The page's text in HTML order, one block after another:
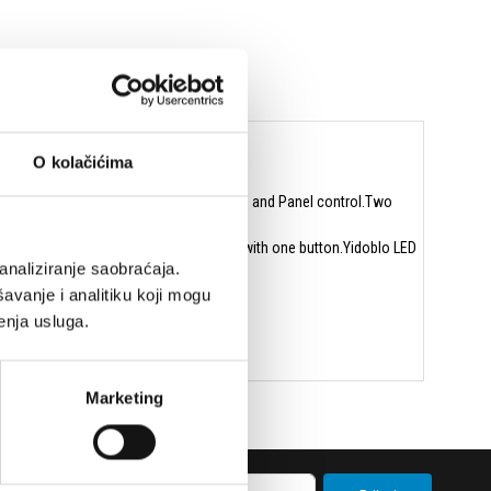
O kolačićima
saobraćaja.
i analitiku koji mogu
usluga.
Marketing
Remote controller, Mobile App and Panel control.Two
to switch to your required mode with one button.Yidoblo LED
,photos etc
restore the true color of the object.